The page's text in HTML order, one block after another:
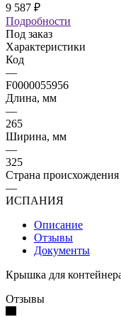
9 587 ₽
Подробности
Под заказ
Характеристики
Код
—
F0000055956
Длина, мм
—
265
Ширина, мм
—
325
Страна происхождения
—
ИСПАНИЯ
Описание
Отзывы
Документы
Крышка для
Отзывы